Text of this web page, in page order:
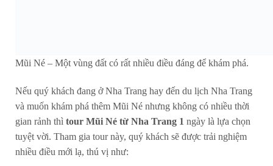
Mũi Né – Một vùng đất có rất nhiều điều đáng để khám phá.
Nếu quý khách đang ở Nha Trang hay đến du lịch Nha Trang
và muốn khám phá thêm Mũi Né nhưng không có nhiều thời
gian rảnh thì tour Mũi Né từ Nha Trang 1 ngày là lựa chọn
tuyệt vời. Tham gia tour này, quý khách sẽ được trải nghiệm
nhiều điều mới lạ, thú vị như: